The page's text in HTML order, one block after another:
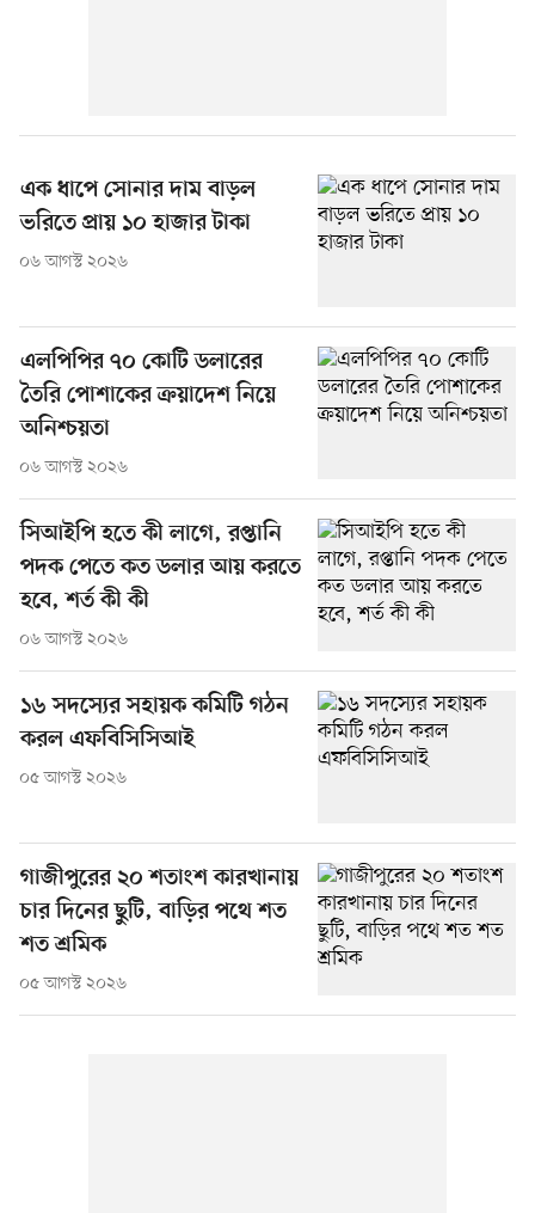
এক ধাপে সোনার দাম বাড়ল
ভরিতে প্রায় ১০ হাজার টাকা
০৬ আগস্ট ২০২৬
এলপিপির ৭০ কোটি ডলারের
তৈরি পোশাকের ক্রয়াদেশ নিয়ে
অনিশ্চয়তা
০৬ আগস্ট ২০২৬
সিআইপি হতে কী লাগে, রপ্তানি
পদক পেতে কত ডলার আয় করতে
হবে, শর্ত কী কী
০৬ আগস্ট ২০২৬
১৬ সদস্যের সহায়ক কমিটি গঠন
করল এফবিসিসিআই
০৫ আগস্ট ২০২৬
গাজীপুরের ২০ শতাংশ কারখানায়
চার দিনের ছুটি, বাড়ির পথে শত
শত শ্রমিক
০৫ আগস্ট ২০২৬